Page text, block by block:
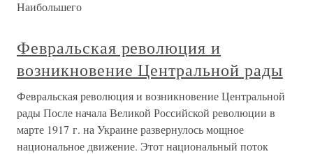
Наибольшего
Февральская революция и
возникновение Центральной рады
Февральская революция и возникновение Центральной
рады После начала Великой Российской революции в
марте 1917 г. на Украине развернулось мощное
национальное движение. Этот национальный поток